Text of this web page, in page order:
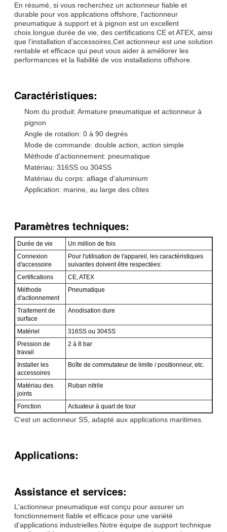
En résumé, si vous recherchez un actionneur fiable et
durable pour vos applications offshore, l'actionneur
pneumatique à support et à pignon est un excellent
choix.longue durée de vie, des certifications CE et ATEX, ainsi
que l'installation d'accessoires,Cet actionneur est une solution
rentable et efficace qui peut vous aider à améliorer les
performances et la fiabilité de vos installations offshore.
Caractéristiques:
Nom du produit: Armature pneumatique et actionneur à
pignon
Angle de rotation: 0 à 90 degrés
Mode de commande: double action, action simple
Méthode d'actionnement: pneumatique
Matériau: 316SS ou 304SS
Matériau du corps: alliage d'aluminium
Application: marine, au large des côtes
Paramètres techniques:
Durée de vie
Un million de fois
Connexion
d'accessoire
Pour l'utilisation de l'appareil, les caractéristiques
suivantes doivent être respectées:
Certifications
CE, ATEX
Méthode
d'actionnement
Pneumatique
Traitement de
surface
Anodisation dure
Matériel
316SS ou 304SS
Pression de
travail
2 à 8 bar
Installer les
accessoires
Boîte de commutateur de limite / positionneur, etc.
Matériau des
joints
Ruban nitrile
Fonction Actuateur à quart de tour
C'est un actionneur SS, adapté aux applications maritimes.
Applications:
Assistance et services:
L'actionneur pneumatique est conçu pour assurer un
fonctionnement fiable et efficace pour une variété
d'applications industrielles.Notre équipe de support technique